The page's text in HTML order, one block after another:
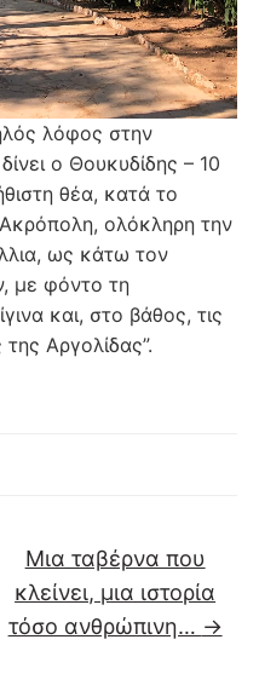
λόφος στην
ο Θουκυδίδης – 10
θέα, κατά το
ολόκληρη την
ως κάτω τον
με φόντο τη
και, στο βάθος, τις
Αργολίδας”.
Μια ταβέρνα που
κλείνει, μια ιστορία
τόσο ανθρώπινη… →